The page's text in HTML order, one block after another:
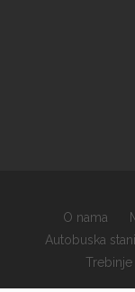
O nama
Autobuska